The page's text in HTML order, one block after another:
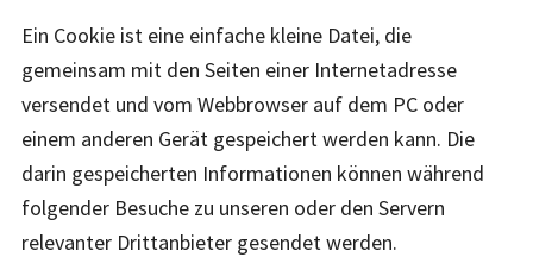
Ein Cookie ist eine einfache kleine Datei, die
gemeinsam mit den Seiten einer Internetadresse
versendet und vom Webbrowser auf dem PC oder
einem anderen Gerät gespeichert werden kann. Die
darin gespeicherten Informationen können während
folgender Besuche zu unseren oder den Servern
relevanter Drittanbieter gesendet werden.